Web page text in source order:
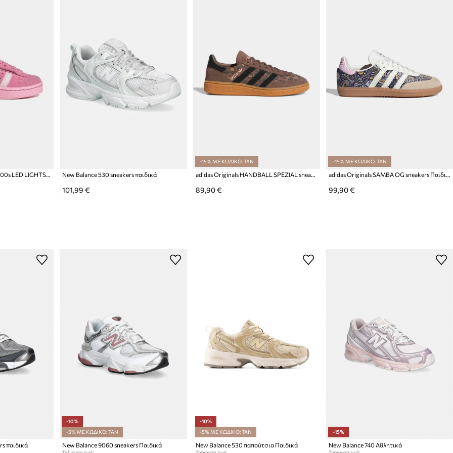
New Balance 530 sneakers παιδικά
101,99 €
-15% ΜΕ ΚΩΔΙΚΟ: TAN
adidas Originals HANDBALL SPEZIAL sneakers παιδικά σουέτ
89,90 €
-15% ΜΕ ΚΩΔΙΚΟ: TAN
99,90 €
παιδικά
-10%
-5% ΜΕ ΚΩΔΙΚΟ: TAN
New Balance 9060 sneakers Παιδικά
-10%
-5% ΜΕ ΚΩΔΙΚΟ: TAN
New Balance 530 παπούτσια Παιδικά
-15%
New Balance 740 Αθλητικά